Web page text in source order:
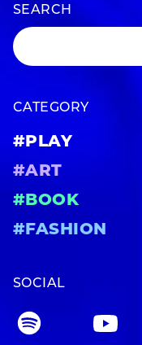
SEARCH
CATEGORY
#PLAY
#ART
#BOOK
#FASHION
SOCIAL